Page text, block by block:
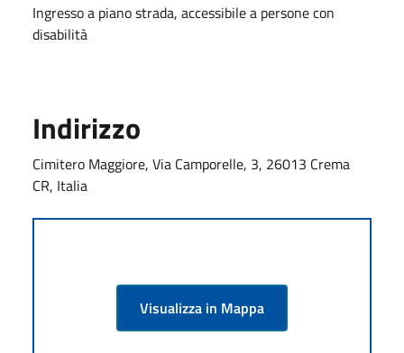
Ingresso a piano strada, accessibile a persone con
disabilità
Indirizzo
Cimitero Maggiore, Via Camporelle, 3, 26013 Crema
CR, Italia
Visualizza in Mappa